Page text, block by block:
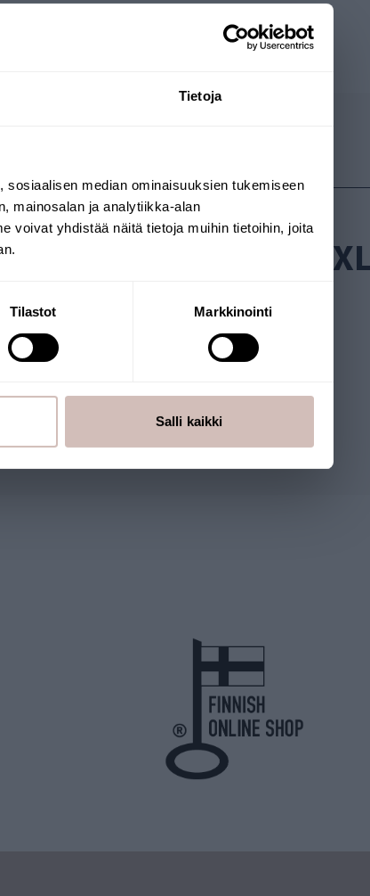
Tietoja
median ominaisuuksien tukemiseen
mainosalan ja analytiikka-alan
voivat yhdistää näitä tietoja muihin tietoihin, joita
Tilastot Markkinointi
Salli kaikki
FOR FILTER SET
to